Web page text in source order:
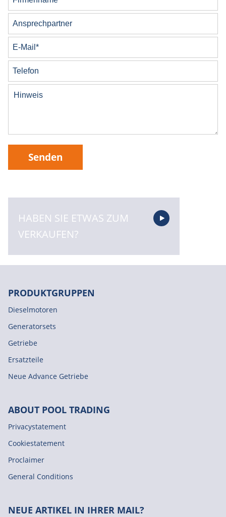
Senden
HABEN SIE ETWAS ZUM
VERKAUFEN?
PRODUKTGRUPPEN
Dieselmotoren
Generatorsets
Getriebe
Ersatzteile
Neue Advance Getriebe
ABOUT POOL TRADING
Privacystatement
Cookiestatement
Proclaimer
General Conditions
NEUE ARTIKEL IN IHRER MAIL?